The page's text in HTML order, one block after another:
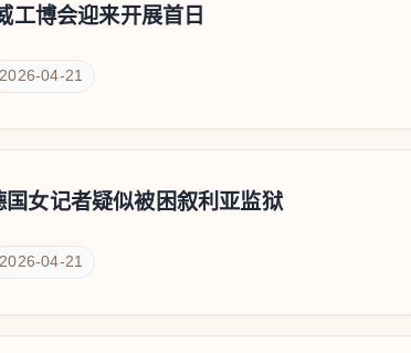
工博会迎来开展首日
2026-04-21
国女记者疑似被困叙利亚监狱
2026-04-21